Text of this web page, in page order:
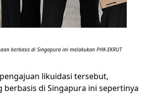
berbasis di Singapura ini melakukan PHK-EKRUT
likuidasi tersebut,
berbasis di Singapura ini sepertinya